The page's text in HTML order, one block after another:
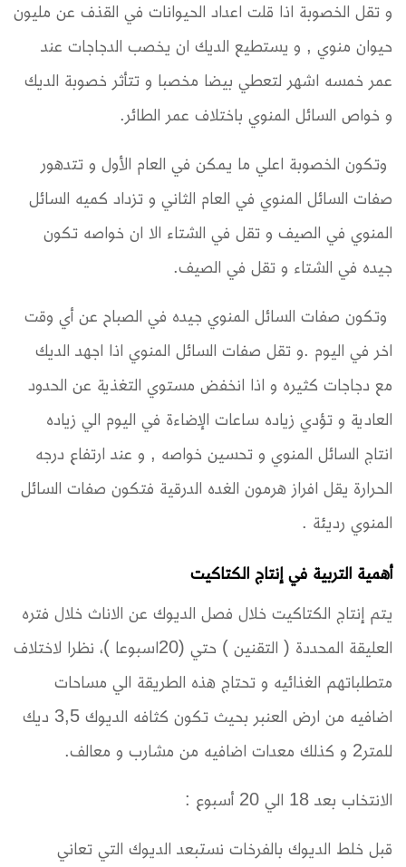
و تقل الخصوبة اذا قلت اعداد الحيوانات في القذف عن مليون
حيوان منوي , و يستطيع الديك ان يخصب الدجاجات عند
عمر خمسه اشهر لتعطي بيضا مخصبا و تتأثر خصوبة الديك
و خواص السائل المنوي باختلاف عمر الطائر.
وتكون الخصوبة اعلي ما يمكن في العام الأول و تتدهور
صفات السائل المنوي في العام الثاني و تزداد كميه السائل
المنوي في الصيف و تقل في الشتاء الا ان خواصه تكون
جيده في الشتاء و تقل في الصيف.
وتكون صفات السائل المنوي جيده في الصباح عن أي وقت
اخر في اليوم .و تقل صفات السائل المنوي اذا اجهد الديك
مع دجاجات كثيره و اذا انخفض مستوي التغذية عن الحدود
العادية و تؤدي زياده ساعات الإضاءة في اليوم الي زياده
انتاج السائل المنوي و تحسين خواصه , و عند ارتفاع درجه
الحرارة يقل افراز هرمون الغده الدرقية فتكون صفات السائل
المنوي رديئة .
أهمية التربية في إنتاج الكتاكيت
يتم إنتاج الكتاكيت خلال فصل الديوك عن الاناث خلال فتره
العليقة المحددة ( التقنين ) حتي (20اسبوعا )، نظرا لاختلاف
متطلباتهم الغذائيه و تحتاج هذه الطريقة الي مساحات
اضافيه من ارض العنبر بحيث تكون كثافه الديوك 3,5 ديك
للمتر2 و كذلك معدات اضافيه من مشارب و معالف.
الانتخاب بعد 18 الي 20 أسبوع :
قبل خلط الديوك بالفرخات نستبعد الديوك التي تعاني